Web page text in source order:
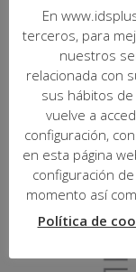
abril 2025
23
En
terceros, para
nuestros
relacionada con
sus hábitos de
vuelve a
configuración,
en esta página
configuración
momento así
Política de